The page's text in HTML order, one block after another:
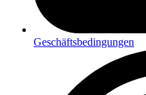
Geschäftsbedingungen